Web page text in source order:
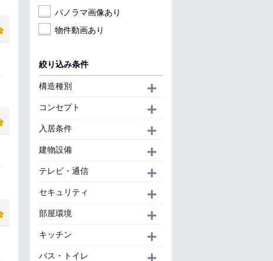
パノラマ画像あり
物件動画あり
絞り込み条件
構造種別
コンセプト
入居条件
建物設備
テレビ・通信
セキュリティ
部屋環境
キッチン
バス・トイレ